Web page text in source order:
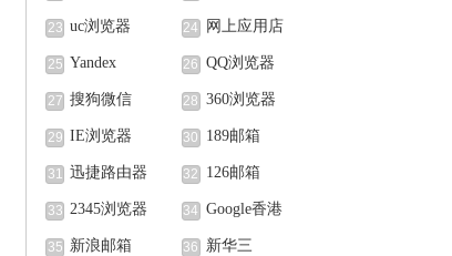
23 uc浏览器 24 网上应用店
25 Yandex 26 QQ浏览器
27 搜狗微信 28 360浏览器
29 IE浏览器 30 189邮箱
31 迅捷路由器 32 126邮箱
33 2345浏览器 34 Google香港
35 新浪邮箱 36 新华三